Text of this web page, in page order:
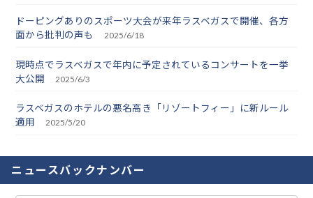
ドーピングありのスポーツ大会が来年ラスベガスで開催、各方
面から批判の声も
2025/6/18
現時点でラスベガスで年内に予定されているコンサートを一挙
大公開
2025/6/3
ラスベガスのホテルの悪名高き「リゾートフィー」に新ルール
適用
2025/5/20
ニュースバックナンバー